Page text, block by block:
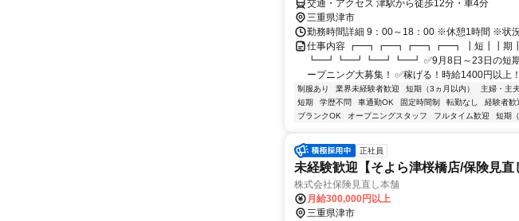
交通・アクセス 津駅から徒歩12分・車4分
三重県津市
勤務時間詳細 9：00～18：00 ※休憩1時間 ※状
仕事内容 ┏━┓┏━┓┏━┓┏━┓ ┃短┃┃期
┗━┛┗━┛┗━┛┗━┛ ✅9月8日～23日の短期！
ープニング大募集！ ✅稼げる！時給1400円以上
制服あり 業界未経験者歓迎 短期（3ヵ月以内） 主婦・主
短期
学歴不問 車通勤OK 固定時間制 転勤なし 経験者歓
ブランクOK
オープニングスタッフ フルタイム歓迎 短期
正社員
未経験歓迎【そよら津桜橋店/保険見
株式会社保険見直し本舗
月給300,000円以上
三重県津市